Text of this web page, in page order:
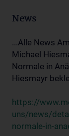
News
...Alle News
Michael
Normale in
Hiesmayr
https://
uns/news/
normale-in-